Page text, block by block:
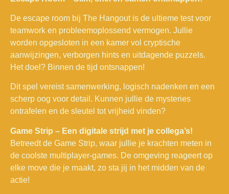
De escape room bij The Hangout is de ultieme test voor
teamwork en probleemoplossend vermogen. Jullie
worden opgesloten in een kamer vol cryptische
aanwijzingen, verborgen hints en uitdagende puzzels.
Het doel? Binnen de tijd ontsnappen!
Dit spel vereist samenwerking, logisch nadenken en een
scherp oog voor detail. Kunnen jullie de mysteries
ontrafelen en de sleutel tot vrijheid vinden?
Game Strip – Een digitale strijd met je collega’s!
Betreedt de Game Strip, waar jullie je krachten meten in
de coolste multiplayer-games. De omgeving reageert op
elke move die je maakt, zo sta jij in het midden van de
actie!